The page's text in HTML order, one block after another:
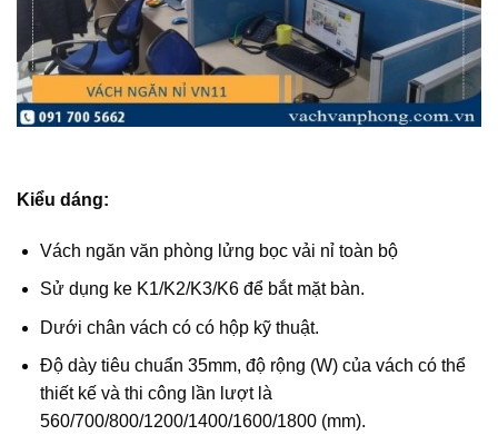
Kiểu dáng:
Vách ngăn văn phòng lửng bọc vải nỉ toàn bộ
Sử dụng ke K1/K2/K3/K6 để bắt mặt bàn.
Dưới chân vách có có hộp kỹ thuật.
Độ dày tiêu chuẩn 35mm, độ rộng (W) của vách có thể
thiết kế và thi công lần lượt là
560/700/800/1200/1400/1600/1800 (mm).